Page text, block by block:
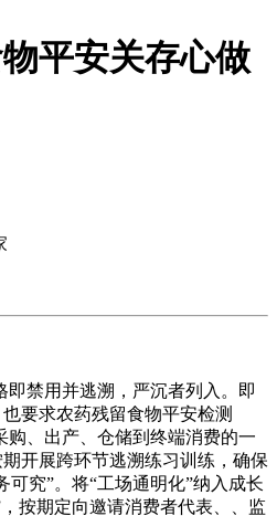
平安关存心做
禁用并逃溯，严沉者列入。即
要求农药残留食物平安检测
购、出产、仓储到终端消费的一
开展跨环节逃溯练习训练，确保
可究”。将“工场通明化”纳入成长
按期定向邀请消费者代表、、监